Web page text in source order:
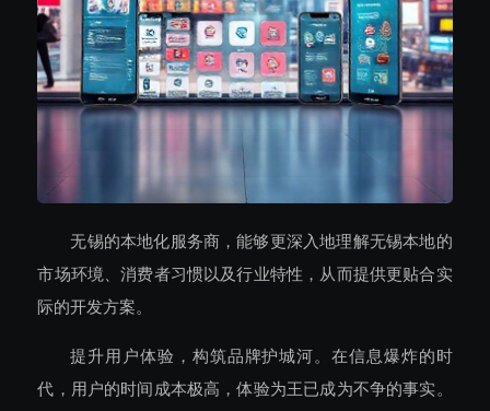
无锡的本地化服务商，能够更深入地理解无锡本地的
市场环境、消费者习惯以及行业特性，从而提供更贴合实
际的开发方案。
提升用户体验，构筑品牌护城河。在信息爆炸的时
代，用户的时间成本极高，体验为王已成为不争的事实。